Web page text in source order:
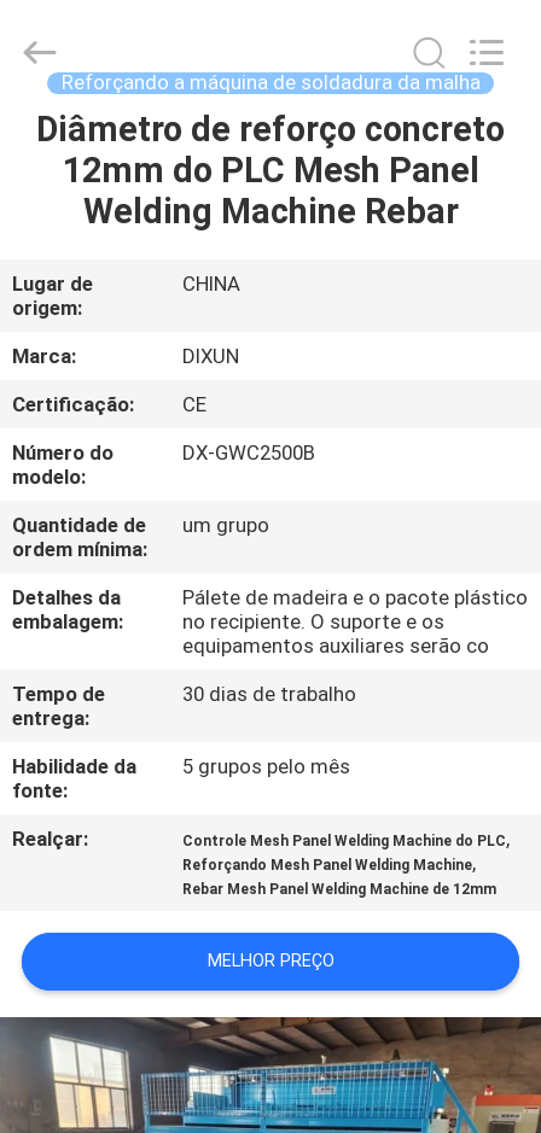
CASA
PRODUTOS
MOSTRA
DE
VR
SOBRE
NÓS
EXCURSÃO
DA
FÁBRICA
CONTROLE
DA
QUALIDADE
CONTACTE-
PEÇA
UMAS
CITAÇÕES
Mesh
Products
Reserved.
Reforçando a máquina de soldadura da malha
Diâmetro de reforço concreto
12mm do PLC Mesh Panel
Welding Machine Rebar
Lugar de
origem:
CHINA
Marca:
DIXUN
Certificação:
CE
Número do
modelo:
DX-GWC2500B
Quantidade de
ordem mínima:
um grupo
Detalhes da
embalagem:
Pálete de madeira e o pacote plástico
no recipiente. O suporte e os
equipamentos auxiliares serão co
Tempo de
entrega:
30 dias de trabalho
Habilidade da
fonte:
5 grupos pelo mês
Realçar: Controle Mesh Panel Welding Machine do PLC,
Reforçando Mesh Panel Welding Machine,
Rebar Mesh Panel Welding Machine de 12mm
MELHOR PREÇO